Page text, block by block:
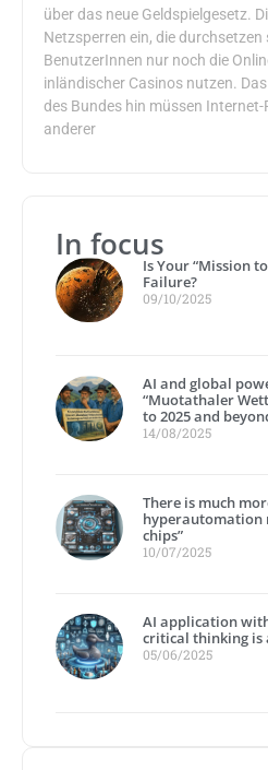
über das neue Geldspielgesetz.
Netzsperren ein, die durchsetzen
BenutzerInnen nur noch die
inländischer Casinos nutzen.
des Bundes hin müssen
anderer
In focus
Is Your “Mission
Failure?
09/10/2025
AI and global
“Muotathaler
to 2025 and
14/08/2025
There is much
hyperautomation
chips”
10/07/2025
AI application
critical thinking is
05/06/2025